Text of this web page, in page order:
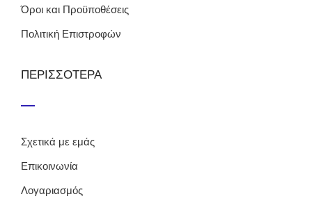
Όροι και Προϋποθέσεις
Πολιτική Επιστροφών
ΠΕΡΙΣΣΟΤΕΡΑ
Σχετικά με εμάς
Επικοινωνία
Λογαριασμός